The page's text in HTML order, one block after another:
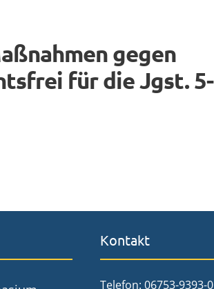
gegen
für die Jgst. 5-
Kontakt
Telefon: 06753-9393-0